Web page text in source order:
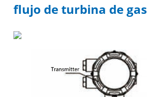
flujo de turbina de gas